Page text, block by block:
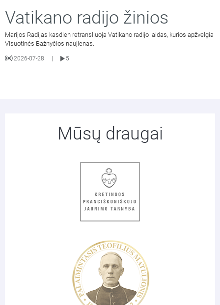
Vatikano radijo žinios
Marijos Radijas kasdien retransliuoja Vatikano radijo laidas, kurios apžvelgia
Visuotinės Bažnyčios naujienas.
2026-07-28 5
Mūsų draugai